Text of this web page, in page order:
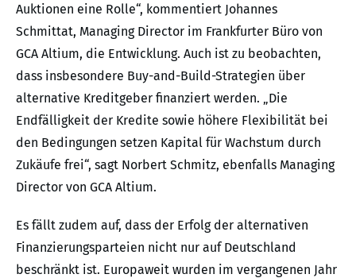
Auktionen eine Rolle“, kommentiert Johannes
Schmittat, Managing Director im Frankfurter Büro von
GCA Altium, die Entwicklung. Auch ist zu beobachten,
dass insbesondere Buy-and-Build-Strategien über
alternative Kreditgeber finanziert werden. „Die
Endfälligkeit der Kredite sowie höhere Flexibilität bei
den Bedingungen setzen Kapital für Wachstum durch
Zukäufe frei“, sagt Norbert Schmitz, ebenfalls Managing
Director von GCA Altium.
Es fällt zudem auf, dass der Erfolg der alternativen
Finanzierungsparteien nicht nur auf Deutschland
beschränkt ist. Europaweit wurden im vergangenen Jahr